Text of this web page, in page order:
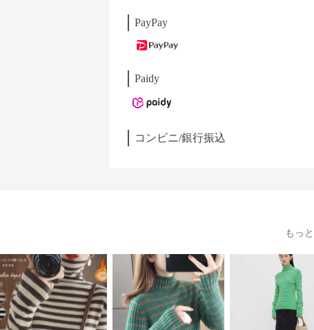
PayPay
Paidy
コンビニ/銀行振込
もっ